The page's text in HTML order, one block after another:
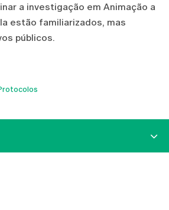
a investigação em Animação a
estão familiarizados, mas
públicos.